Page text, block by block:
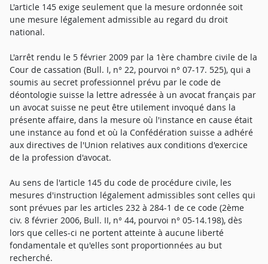
L'article 145 exige seulement que la mesure ordonnée soit
une mesure légalement admissible au regard du droit
national.
L'arrêt rendu le 5 février 2009 par la 1ère chambre civile de la
Cour de cassation (Bull. I, n° 22, pourvoi n° 07-17. 525), qui a
soumis au secret professionnel prévu par le code de
déontologie suisse la lettre adressée à un avocat français par
un avocat suisse ne peut être utilement invoqué dans la
présente affaire, dans la mesure où l'instance en cause était
une instance au fond et où la Confédération suisse a adhéré
aux directives de l'Union relatives aux conditions d'exercice
de la profession d'avocat.
Au sens de l'article 145 du code de procédure civile, les
mesures d'instruction légalement admissibles sont celles qui
sont prévues par les articles 232 à 284-1 de ce code (2ème
civ. 8 février 2006, Bull. II, n° 44, pourvoi n° 05-14.198), dès
lors que celles-ci ne portent atteinte à aucune liberté
fondamentale et qu'elles sont proportionnées au but
recherché.